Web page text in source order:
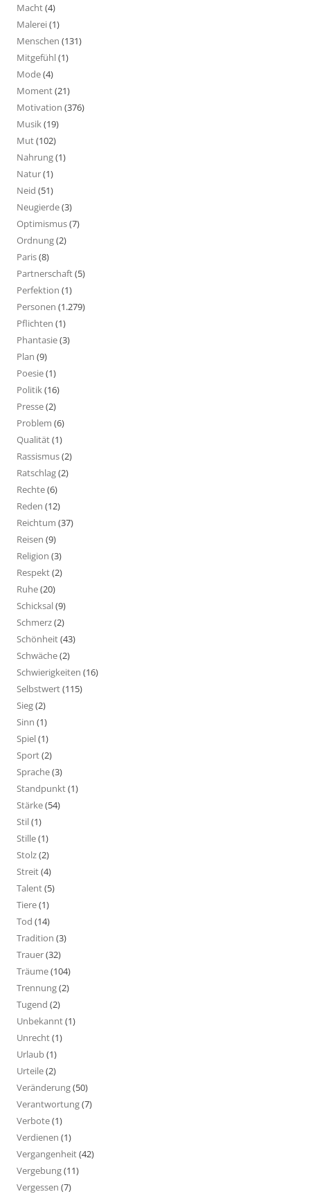
Macht(4)
Malerei(1)
Menschen (131)
Mitgefühl(1)
Mode(4)
Moment(21)
Motivation (376)
Musik(19)
Mut(102)
Nahrung(1)
Natur(1)
Neid (51)
Neugierde(3)
Optimismus(7)
Ordnung(2)
Paris(8)
Partnerschaft(5)
Perfektion (1)
Personen (1.279)
Pflichten (1)
Phantasie(3)
Plan (9)
Poesie(1)
Politik(16)
Presse(2)
Problem (6)
Qualität(1)
Rassismus(2)
Ratschlag(2)
Rechte(6)
Reden (12)
Reichtum (37)
Reisen (9)
Religion (3)
Respekt(2)
Ruhe(20)
Schicksal(9)
Schmerz(2)
Schönheit(43)
Schwäche(2)
Schwierigkeiten (16)
Selbstwert(115)
Sieg(2)
Sinn (1)
Spiel(1)
Sport(2)
Sprache(3)
Standpunkt(1)
Stärke(54)
Stil(1)
Stille(1)
Stolz(2)
Streit(4)
Talent(5)
Tiere(1)
Tod (14)
Tradition (3)
Trauer(32)
Träume(104)
Trennung(2)
Tugend (2)
Unbekannt(1)
Unrecht(1)
Urlaub(1)
Urteile(2)
Veränderung(50)
Verantwortung(7)
Verbote(1)
Verdienen (1)
Vergangenheit(42)
Vergebung(11)
Vergessen (7)